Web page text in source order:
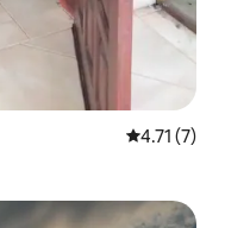
คะแนนเฉลี่ย
4.71 (7)